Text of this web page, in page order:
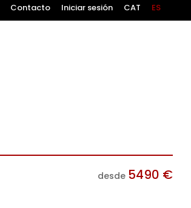
Contacto Iniciar sesión CAT ES
desde 5490 €